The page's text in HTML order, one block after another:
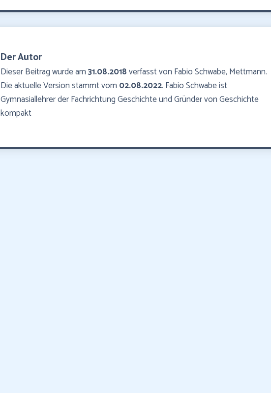
Der Autor
Dieser Beitrag wurde am31.08.2018verfasst von Fabio Schwabe, Mettmann.
Die aktuelle Version stammt vom 02.08.2022. Fabio Schwabe ist
Gymnasiallehrer der Fachrichtung Geschichte und Gründer von Geschichte
kompakt